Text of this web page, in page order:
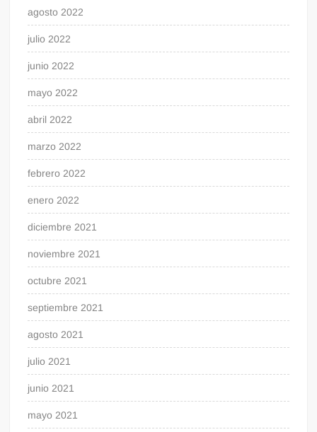
agosto 2022
julio 2022
junio 2022
mayo 2022
abril 2022
marzo 2022
febrero 2022
enero 2022
diciembre 2021
noviembre 2021
octubre 2021
septiembre 2021
agosto 2021
julio 2021
junio 2021
mayo 2021